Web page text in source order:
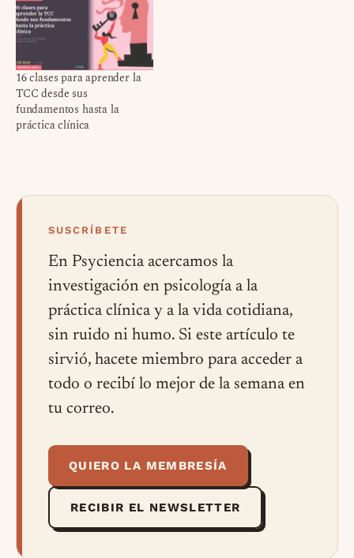
16 clases para aprender la
TCC desde sus
fundamentos hasta la
práctica clínica
SUSCRÍBETE
En Psyciencia acercamos la
investigación en psicología a la
práctica clínica y a la vida cotidiana,
sin ruido ni humo. Si este artículo te
sirvió, hacete miembro para acceder a
todo o recibí lo mejor de la semana en
tu correo.
QUIERO LA MEMBRESÍA
RECIBIR EL NEWSLETTER